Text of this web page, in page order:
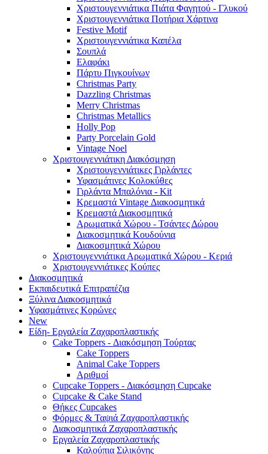
Χριστουγεννιάτικα Πιάτα Φαγητού - Γλυκού
Χριστουγεννιάτικα Ποτήρια Χάρτινα
Festive Motif
Χριστουγεννιάτικα Καπέλα
Σουπλά
Ελαφάκι
Πάρτυ Πιγκουίνων
Christmas Party
Dazzling Christmas
Merry Christmas
Christmas Metallics
Holly Pop
Party Porcelain Gold
Vintage Noel
Χριστουγεννιάτικη Διακόσμηση
Χριστουγεννιάτικες Γιρλάντες
Υφασμάτινες Κολοκύθες
Γιρλάντα Μπαλόνια - Kit
Κρεμαστά Vintage Διακοσμητικά
Κρεμαστά Διακοσμητικά
Αρωματικά Χώρου - Τσάντες Δώρου
Διακοσμητικά Κουδούνια
Διακοσμητικά Χώρου
Χριστουγεννιάτικα Αρωματικά Χώρου - Κεριά
Χριστουγεννιάτικες Κούπες
Διακοσμητικά
Εκπαιδευτικά Επιτραπέζια
Ξύλινα Διακοσμητικά
Υφασμάτινες Κορώνες
New
Είδη- Εργαλεία Ζαχαροπλαστικής
Cake Toppers - Διακόσμηση Τούρτας
Cake Toppers
Animal Cake Toppers
Αριθμοί
Cupcake Toppers - Διακόσμηση Cupcake
Cupcake & Cake Stand
Θήκες Cupcakes
Φόρμες & Ταψιά Ζαχαροπλαστικής
Διακοσμητικά Ζαχαροπλαστικής
Εργαλεία Ζαχαροπλαστικής
Καλούπια Σιλικόνης